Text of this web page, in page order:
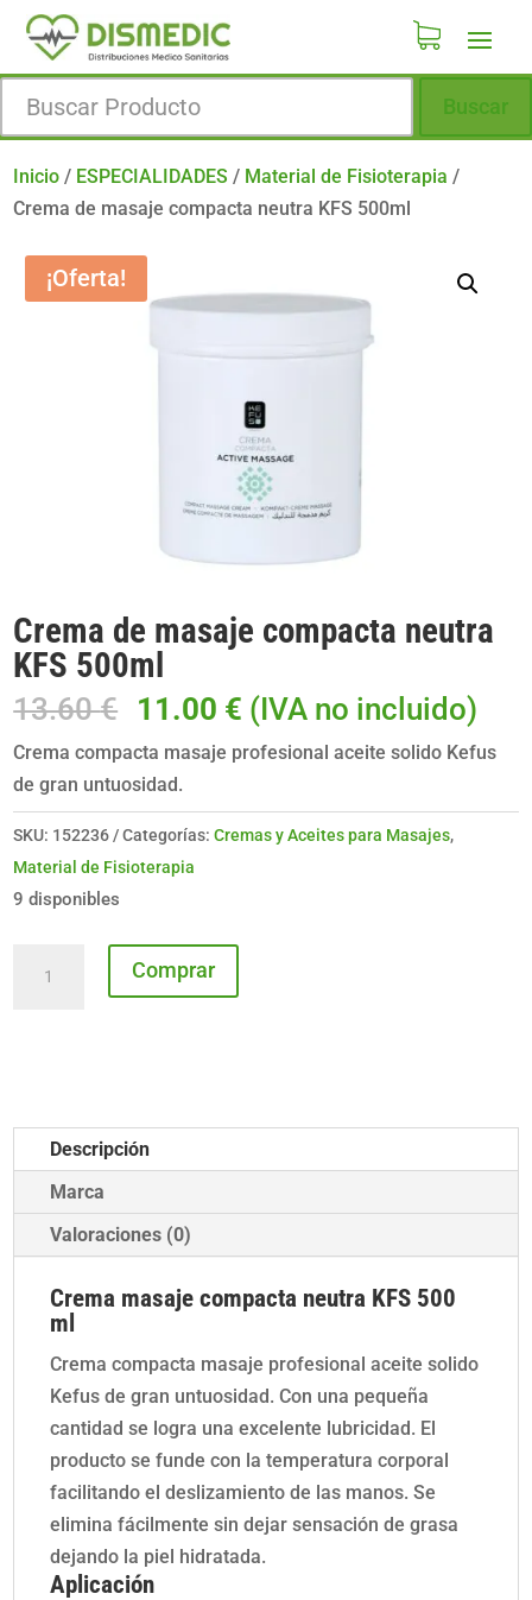
Buscar
Inicio / ESPECIALIDADES / Material de Fisioterapia /
Crema de masaje compacta neutra KFS 500ml
¡Oferta!
Crema de masaje compacta neutra
KFS 500ml
13.60€ El
precio
original
era:
13.60 €.
11.00 € El
precio
es:
11.00 €.
(IVA no incluido)
Crema compacta masaje profesional aceite solido Kefus
de gran untuosidad.
SKU: 152236 Categorías: Cremas y Aceites para Masajes,
Material de Fisioterapia
9 disponibles
500ml
cantidad
Comprar
Descripción
Marca
Valoraciones (0)
Crema masaje compacta neutra KFS 500
ml
Crema compacta masaje profesional aceite solido
Kefus de gran untuosidad. Con una pequeña
cantidad se logra una excelente lubricidad. El
producto se funde con la temperatura corporal
facilitando el deslizamiento de las manos. Se
elimina fácilmente sin dejar sensación de grasa
dejando la piel hidratada.
Aplicación